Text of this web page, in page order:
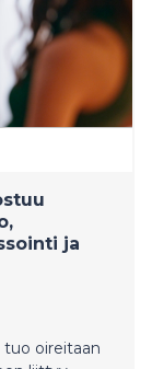
ja
tuo oireitaan